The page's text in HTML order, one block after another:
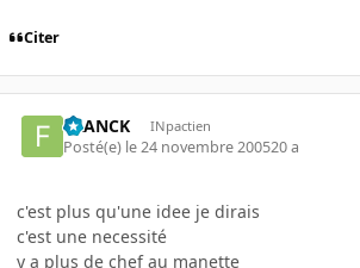
Citer
FRANCK INpactien
Posté(e) le 24 novembre 200520 a
c'est plus qu'une idee je dirais
c'est une necessité
y a plus de chef au manette